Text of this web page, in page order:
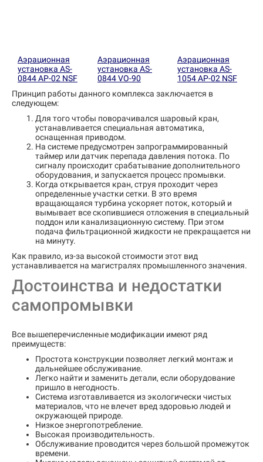
Аэрационная
установка AS-
0844 AP-02 NSF
Аэрационная
установка AS-
0844 VO-90
Аэрационная
установка AS-
1054 AP-02 NSF
Принцип работы данного комплекса заключается в
следующем:
Для того чтобы поворачивался шаровый кран,
устанавливается специальная автоматика,
оснащенная приводом.
На системе предусмотрен запрограммированный
таймер или датчик перепада давления потока. По
сигналу происходит срабатывание дополнительного
оборудования, и запускается процесс промывки.
Когда открывается кран, струя проходит через
определенные участки сетки. В это время
вращающаяся турбина ускоряет поток, который и
вымывает все скопившиеся отложения в специальный
поддон или канализационную систему. При этом
подача фильтрационной жидкости не прекращается ни
на минуту.
Как правило, из-за высокой стоимости этот вид
устанавливается на магистралях промышленного значения.
Достоинства и недостатки
самопромывки
Все вышеперечисленные модификации имеют ряд
преимуществ:
Простота конструкции позволяет легкий монтаж и
дальнейшее обслуживание.
Легко найти и заменить детали, если оборудование
пришло в негодность.
Система изготавливается из экологически чистых
материалов, что не влечет вред здоровью людей и
окружающей природе.
Низкое энергопотребление.
Высокая производительность.
Обслуживание проводится через большой промежуток
времени.